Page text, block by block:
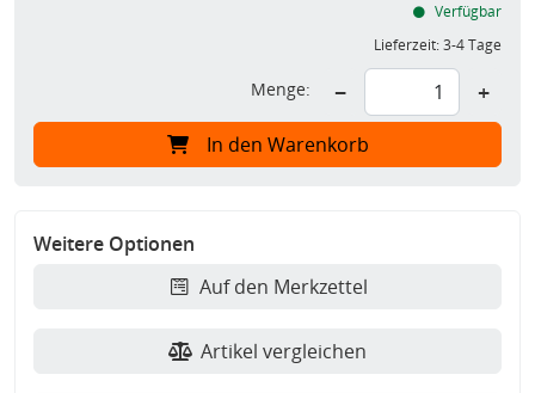
Verfügbar
Lieferzeit:3-4 Tage
Menge: − +
In den Warenkorb
Weitere Optionen
Auf den Merkzettel
Artikel vergleichen